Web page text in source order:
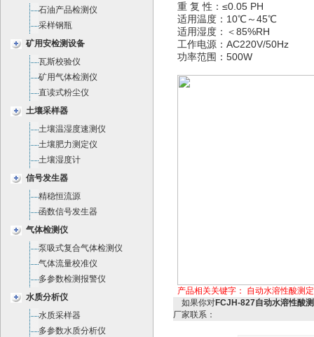
石油产品检测仪
采样钢瓶
矿用安检测设备
瓦斯校验仪
矿用气体检测仪
直读式粉尘仪
土壤采样器
土壤温湿度速测仪
土壤肥力测定仪
土壤湿度计
信号发生器
精稳恒流源
函数信号发生器
气体检测仪
泵吸式复合气体检测仪
气体流量校准仪
多参数检测报警仪
水质分析仪
水质采样器
多参数水质分析仪
重 复 性：≤0.05 PH
适用温度：10℃～45℃
适用湿度：＜85%RH
工作电源：AC220V/50Hz
功率范围：500W
产品相关关键字：
自动水溶性酸测
如果你对FCJH-827自动水溶性酸
厂家联系：